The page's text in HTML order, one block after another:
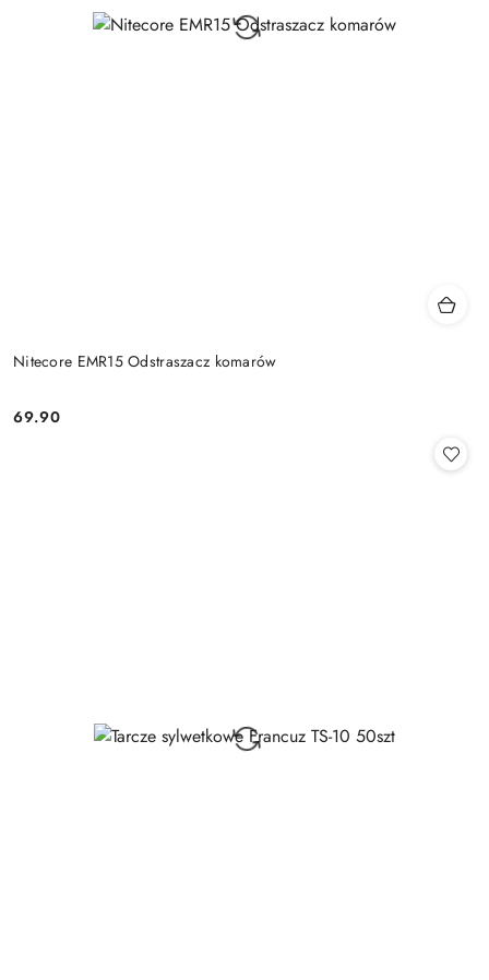
Nitecore EMR15 Odstraszacz komarów
Cena:
69.90